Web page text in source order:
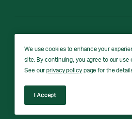
RTG
RTG © Copyright 2026 - All rights reserved.
We use cookies to enhance your
site. By continuing, you agree to our use
See ourprivacy policypage for the
I Accept